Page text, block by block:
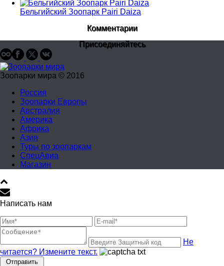
Бельгийский Зоопарк Pairi Daiza
Комментарии
Присоединяйтесь
Зоопарки мира © 2016
Россия
Зоопарки Европы
Австралия
Америка
Африка
Азия
Туры по зоопаркам
СпецАвиа
Магазин
Написать нам
Не
читается? Измените текст.
Отправить